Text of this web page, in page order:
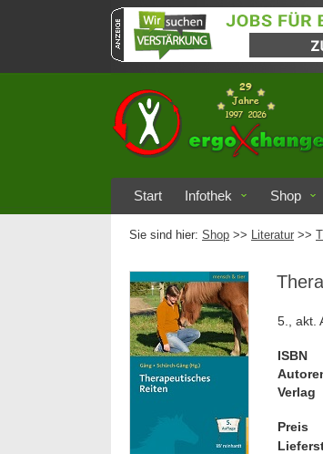
Start Infothek Shop
Sie sind hier: Shop >> Literatur >>
5., akt.
ISBN
Verlag
Preis